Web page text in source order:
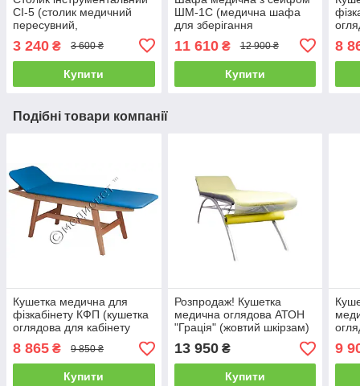
СІ-5 (столик медичний
пересувний,
3 240 ₴ 3 600 ₴
Купити
ШМ-1С (медична шафа
для зберігання
11 610₴ 12 900 ₴
Купити
8
Подібні товари компанії
Кушетка медична для
фізкабінету КФП (кушетка
оглядова для кабінету
лікаря)
8 865 ₴ 9 850 ₴
Купити
Розпродаж! Кушетка
медична оглядова АТОН
"Грація" (жовтий шкірзам)
13 950₴
Купити
9